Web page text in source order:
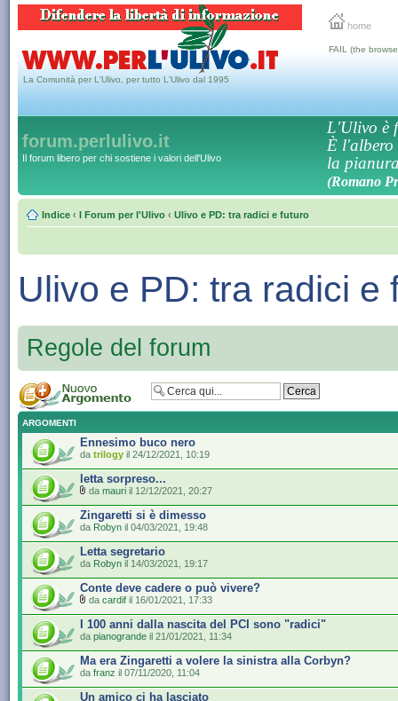
home
La Comunità per L'Ulivo, per tutto L'Ulivo dal 1995
FAIL (the
forum.perlulivo.it
Il forum libero per chi sostiene i valori dell'Ulivo
L'Ulivo è
È l'albero
la
(Romano
Indice ‹ I Forum per l'Ulivo ‹ Ulivo e PD: tra radici e futuro
Ulivo e PD: tra radici e
Regole del forum
ARGOMENTI
Ennesimo buco nero
da trilogy il 24/12/2021, 10:19
letta sorpreso...
da mauri il 12/12/2021, 20:27
Zingaretti si è dimesso
da Robyn il 04/03/2021, 19:48
Letta segretario
da Robyn il 14/03/2021, 19:17
Conte deve cadere o può vivere?
da cardif il 16/01/2021, 17:33
I 100 anni dalla nascita del PCI sono "radici"
da pianogrande il 21/01/2021, 11:34
Ma era Zingaretti a volere la sinistra alla Corbyn?
da franz il 07/11/2020, 11:04
Un amico ci ha lasciato